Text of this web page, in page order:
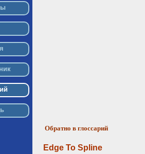
Обратно в глоссарий
Edge To Spline